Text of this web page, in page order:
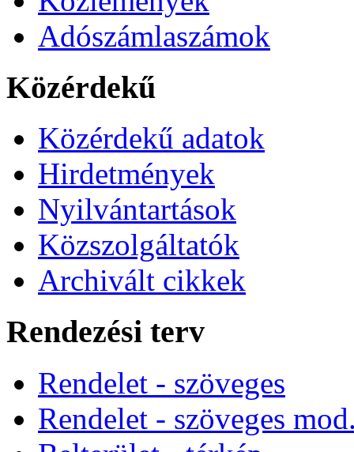
Adószámlaszámok
Közérdekű
Közérdekű adatok
Hirdetmények
Nyilvántartások
Közszolgáltatók
Archivált cikkek
Rendezési terv
Rendelet - szöveges
Rendelet - szöveges